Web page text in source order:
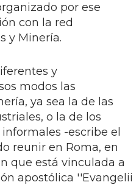
por ese
con la red
y Minería.
y
modos las
ya sea la de las
o la de los
-escribe el
reunir en Roma, en
que está vinculada a
apostólica ''Evangelii